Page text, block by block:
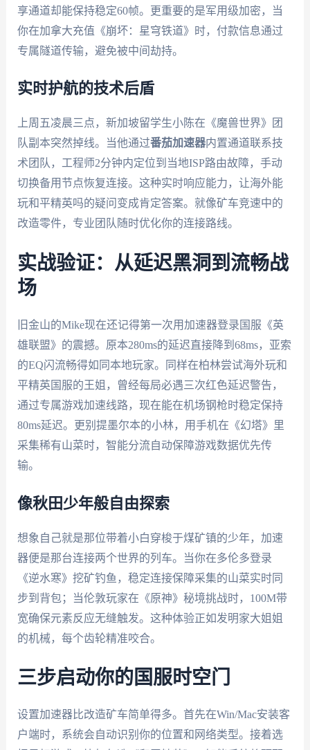
享通道却能保持稳定60帧。更重要的是军用级加密，当
你在加拿大充值《崩坏：星穹铁道》时，付款信息通过
专属隧道传输，避免被中间劫持。
实时护航的技术后盾
上周五凌晨三点，新加坡留学生小陈在《魔兽世界》团
队副本突然掉线。当他通过番茄加速器内置通道联系技
术团队，工程师2分钟内定位到当地ISP路由故障，手动
切换备用节点恢复连接。这种实时响应能力，让海外能
玩和平精英吗的疑问变成肯定答案。就像矿车竞速中的
改造零件，专业团队随时优化你的连接路线。
实战验证：从延迟黑洞到流畅战
场
旧金山的Mike现在还记得第一次用加速器登录国服《英
雄联盟》的震撼。原本280ms的延迟直接降到68ms，亚索
的EQ闪流畅得如同本地玩家。同样在柏林尝试海外玩和
平精英国服的王姐，曾经每局必遇三次红色延迟警告，
通过专属游戏加速线路，现在能在机场钢枪时稳定保持
80ms延迟。更别提墨尔本的小林，用手机在《幻塔》里
采集稀有山菜时，智能分流自动保障游戏数据优先传
输。
像秋田少年般自由探索
想象自己就是那位带着小白穿梭于煤矿镇的少年，加速
器便是那台连接两个世界的列车。当你在多伦多登录
《逆水寒》挖矿钓鱼，稳定连接保障采集的山菜实时同
步到背包；当伦敦玩家在《原神》秘境挑战时，100M带
宽确保元素反应无缝触发。这种体验正如发明家大姐姐
的机械，每个齿轮精准咬合。
三步启动你的国服时空门
设置加速器比改造矿车简单得多。首先在Win/Mac安装客
户端时，系统会自动识别你的位置和网络类型。接着选